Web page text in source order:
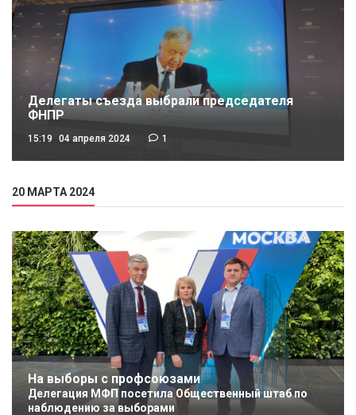
Делегаты съезда выбрали председателя
ФНПР
15:19 04 апреля 2024 1
20 МАРТА 2024
На выборы с профсоюзами
Делегация МФП посетила Общественный штаб по
наблюдению за выборами